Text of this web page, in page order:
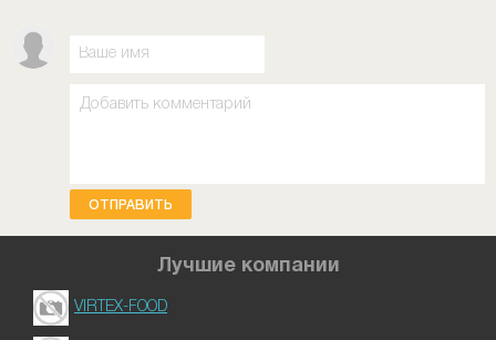
ОТПРАВИТЬ
Лучшие компании
VIRTEX-FOOD